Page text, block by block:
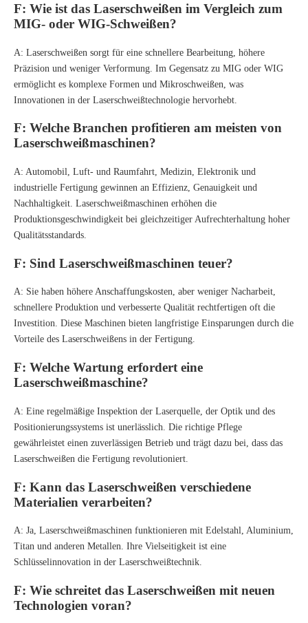
F: Wie ist das Laserschweißen im Vergleich zum
MIG- oder WIG-Schweißen?
A: Laserschweißen sorgt für eine schnellere Bearbeitung, höhere
Präzision und weniger Verformung. Im Gegensatz zu MIG oder WIG
ermöglicht es komplexe Formen und Mikroschweißen, was
Innovationen in der Laserschweißtechnologie hervorhebt.
F: Welche Branchen profitieren am meisten von
Laserschweißmaschinen?
A: Automobil, Luft- und Raumfahrt, Medizin, Elektronik und
industrielle Fertigung gewinnen an Effizienz, Genauigkeit und
Nachhaltigkeit. Laserschweißmaschinen erhöhen die
Produktionsgeschwindigkeit bei gleichzeitiger Aufrechterhaltung hoher
Qualitätsstandards.
F: Sind Laserschweißmaschinen teuer?
A: Sie haben höhere Anschaffungskosten, aber weniger Nacharbeit,
schnellere Produktion und verbesserte Qualität rechtfertigen oft die
Investition. Diese Maschinen bieten langfristige Einsparungen durch die
Vorteile des Laserschweißens in der Fertigung.
F: Welche Wartung erfordert eine
Laserschweißmaschine?
A: Eine regelmäßige Inspektion der Laserquelle, der Optik und des
Positionierungssystems ist unerlässlich. Die richtige Pflege
gewährleistet einen zuverlässigen Betrieb und trägt dazu bei, dass das
Laserschweißen die Fertigung revolutioniert.
F: Kann das Laserschweißen verschiedene
Materialien verarbeiten?
A: Ja, Laserschweißmaschinen funktionieren mit Edelstahl, Aluminium,
Titan und anderen Metallen. Ihre Vielseitigkeit ist eine
Schlüsselinnovation in der Laserschweißtechnik.
F: Wie schreitet das Laserschweißen mit neuen
Technologien voran?